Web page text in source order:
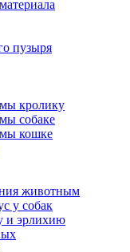
пузыря
кролику
собаке
кошке
животным
у собак
и эрлихию